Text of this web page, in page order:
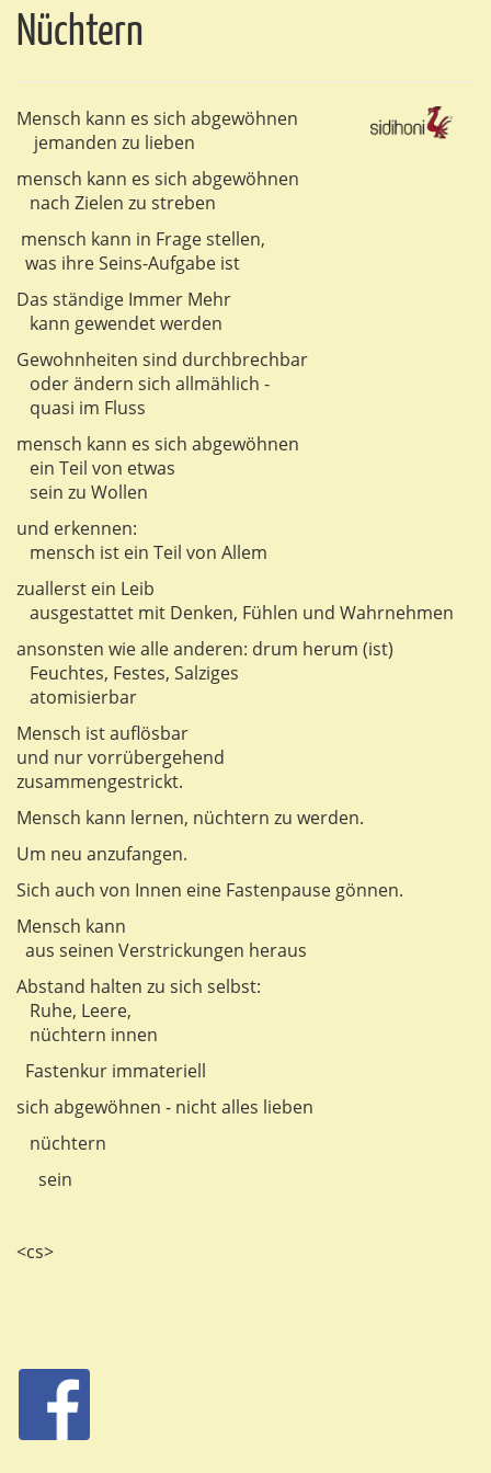
Nüchtern
Mensch kann es sich abgewöhnen
jemanden zu lieben
mensch kann es sich abgewöhnen
nach Zielen zu streben
mensch kann in Frage stellen,
was ihre Seins-Aufgabe ist
Das ständige Immer Mehr
kann gewendet werden
Gewohnheiten sind durchbrechbar
oder ändern sich allmählich -
quasi im Fluss
mensch kann es sich abgewöhnen
ein Teil von etwas
sein zu Wollen
und erkennen:
mensch ist ein Teil von Allem
zuallerst ein Leib
ausgestattet mit Denken, Fühlen und Wahrnehmen
ansonsten wie alle anderen: drum herum (ist)
Feuchtes, Festes, Salziges
atomisierbar
Mensch ist auflösbar
und nur vorrübergehend
zusammengestrickt.
Mensch kann lernen, nüchtern zu werden.
Um neu anzufangen.
Sich auch von Innen eine Fastenpause gönnen.
Mensch kann
aus seinen Verstrickungen heraus
Abstand halten zu sich selbst:
Ruhe, Leere,
nüchtern innen
Fastenkur immateriell
sich abgewöhnen - nicht alles lieben
nüchtern
sein
<cs>